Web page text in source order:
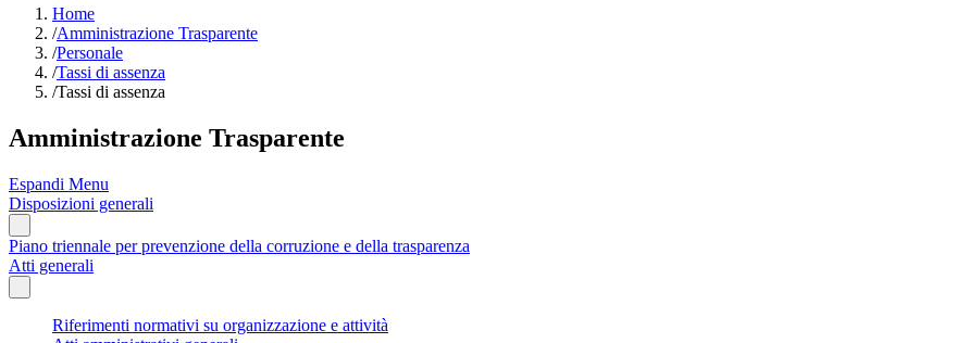
Home
/Amministrazione Trasparente
/Personale
/Tassi di assenza
/Tassi di assenza
Amministrazione Trasparente
Espandi Menu
Disposizioni generali
Piano triennale per prevenzione della corruzione e della trasparenza
Atti generali
Riferimenti normativi su organizzazione e attività